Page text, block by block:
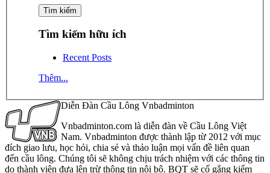
Tìm kiếm hữu ích
Recent Posts
Thêm...
Diễn Đàn Cầu Lông Vnbadminton
Vnbadminton.com là diễn đàn về Cầu Lông Việt
Nam. Vnbadminton được thành lập từ 2012 với mục
đích giao lưu, học hỏi, chia sẻ và thảo luận mọi vấn đề liên quan
đến cầu lông. Chúng tôi sẽ không chịu trách nhiệm với các thông tin
do thành viên đưa lên trừ thông tin nội bộ. BQT sẽ cố gắng kiểm